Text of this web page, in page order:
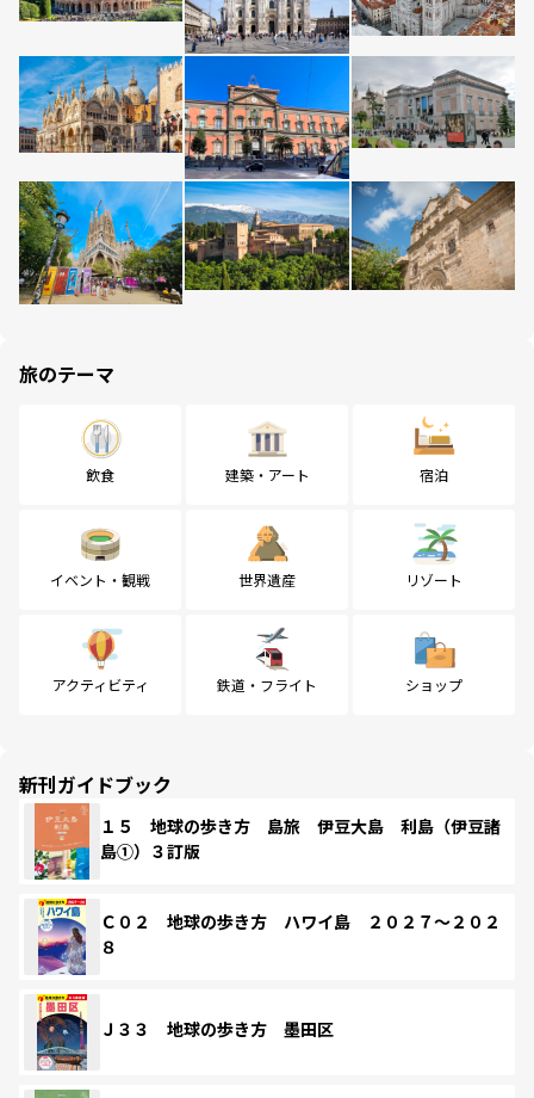
旅のテーマ
飲食 建築・アート 宿泊
イベント・観戦 世界遺産 リゾート
アクティビティ 鉄道・フライト ショップ
新刊ガイドブック
１５ 地球の歩き方 島旅 伊豆大島 利島（伊豆諸
島①）３訂版
Ｃ０２ 地球の歩き方 ハワイ島 ２０２７～２０２
８
Ｊ３３ 地球の歩き方 墨田区